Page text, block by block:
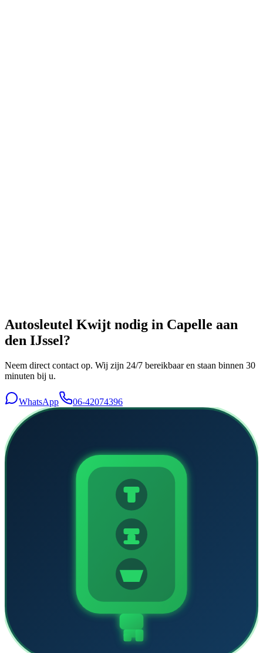
Autosleutel Kwijt nodig in Capelle aan
den IJssel?
Neem direct contact op. Wij zijn 24/7 bereikbaar en staan binnen 30
minuten bij u.
WhatsApp 06-42074396